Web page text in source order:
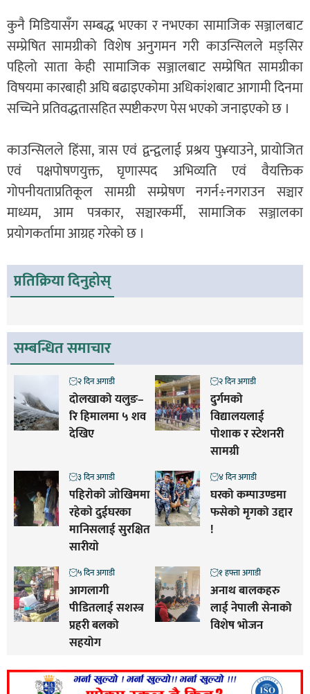
कुनै मिडियासँग सम्बद्ध भएका र नभएका सामाजिक सञ्जालबाट
सम्प्रेषित सामग्रीको विशेष अनुगमन गरी काउन्सिलले मङ्सिर
पहिलो साता केही सामाजिक सञ्जालबाट सम्प्रेषित सामग्रीका
विषयमा कारबाही अघि बढाइएकोमा अधिकांशबाट आगामी दिनमा
सच्चिने प्रतिवद्धतासहित स्पष्टीकरण पेस भएको जनाइएको छ ।
काउन्सिलले हिंसा, त्रास एवं द्वन्द्वलाई प्रश्रय पु¥याउने, प्रायोजित
एवं पक्षपोषणयुक्त, घृणास्पद अभिव्यति एवं वैयक्तिक
गोपनीयताप्रतिकूल सामग्री सम्प्रेषण नगर्न÷नगराउन सञ्चार
माध्यम, आम पत्रकार, सञ्चारकर्मी, सामाजिक सञ्जालका
प्रयोगकर्तामा आग्रह गरेको छ ।
प्रतिक्रिया दिनुहोस्
सम्बन्धित समाचार
दोलखाको यलुङ–
रि हिमालमा ५ शव
देखिए
२ दिन अगाडी
दुर्गमको
विद्यालयलाई
पोशाक र स्टेशनरी
सामग्री
२ दिन अगाडी
पहिराेकाे जाेखिममा
रहेकाे दुईघरका
मानिसलाई सुरक्षित
सारीयाे
३ दिन अगाडी
घरको कम्पाउण्डमा
फसेको मृगको उद्दार
!
४ दिन अगाडी
आगलागी
पीडितलाई सशस्त्र
प्रहरी बलको
सहयोग
५ दिन अगाडी
अनाथ बालकहरु
लाई नेपाली सेनाको
विशेष भोजन
१ हफ्ता अगाडी